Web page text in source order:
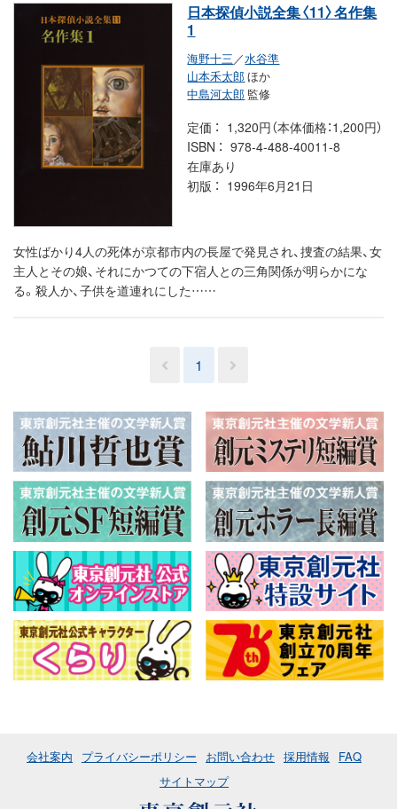
日本探偵小説全集〈11〉名作集
1
海野十三／水谷準
山本禾太郎ほか
中島河太郎 監修
定価
1,320円（本体価格：1,200円）
ISBN
978-4-488-40011-8
在庫あり
初版
1996年6月21日
女性ばかり4人の死体が京都市内の長屋で発見され、捜査の結果、女
主人とその娘、それにかつての下宿人との三角関係が明らかにな
る。殺人か、子供を道連れにした……
1
会社案内 プライバシーポリシー お問い合わせ 採用情報
FAQ
サイトマップ